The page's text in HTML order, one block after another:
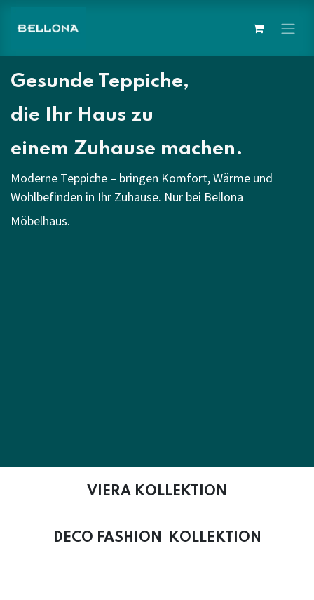
Gesunde Teppiche,
die Ihr Haus zu
einem Zuhause machen.
Moderne Teppiche – bringen Komfort, Wärme und
Wohlbefinden in Ihr Zuhause. Nur bei Bellona
Möbelhaus.
VIERA KOLLEKTION
DECO FASHION KOLLEKTION